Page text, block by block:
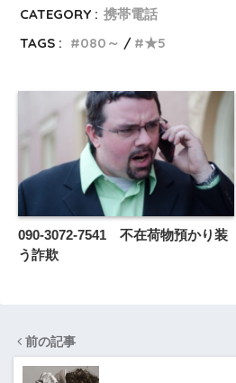
CATEGORY : 携帯電話
TAGS :
080～ ★5
090-3072-7541 不在荷物預かり装
う詐欺
前の記事